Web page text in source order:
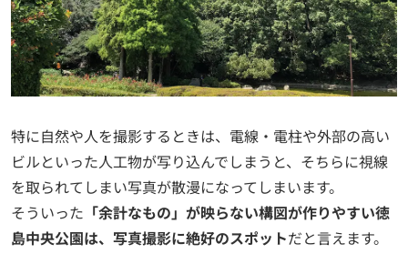
特に自然や人を撮影するときは、電線・電柱や外部の高い
ビルといった人工物が写り込んでしまうと、そちらに視線
を取られてしまい写真が散漫になってしまいます。
そういった 「余計なもの」が映らない構図が作りやすい徳
島中央公園は、写真撮影に絶好のスポットだと言えます。